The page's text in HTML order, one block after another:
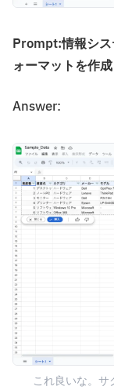
Prompt:情報シ
ォーマットを作
Answer:
これ良いな。